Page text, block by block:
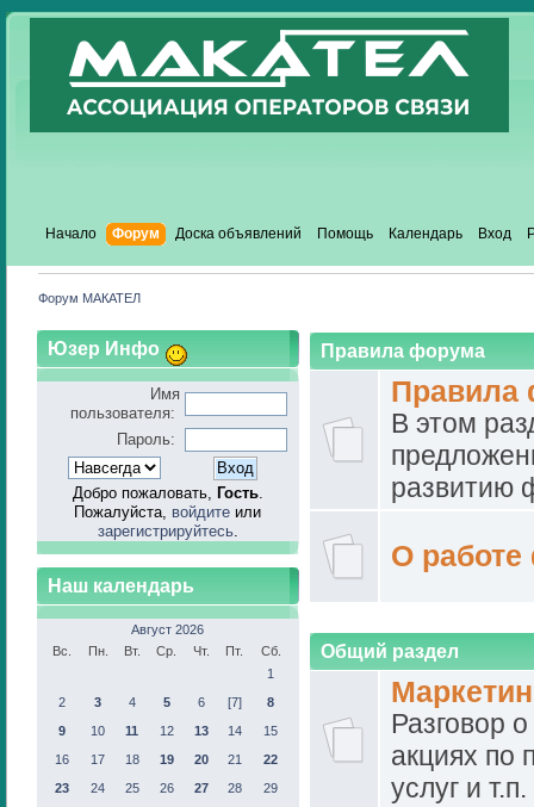
Начало Форум Доска объявлений Помощь Календарь Вход
Форум МАКАТЕЛ
Юзер Инфо
Имя
пользователя:
Пароль:
Добро пожаловать, Гость.
Пожалуйста, войдите или
зарегистрируйтесь.
Наш календарь
Август 2026
Вс.
Пн. Вт. Ср. Чт. Пт.
Сб.
1
2
3 4 5 6 [7]
8
9
10 11 12 13 14
15
16
17 18 19 20 21
22
23
24 25 26 27 28
29
Правила форума
Правила
В этом
развитию
О
Общий раздел
Разговор
акциях по
услуг и т.п.